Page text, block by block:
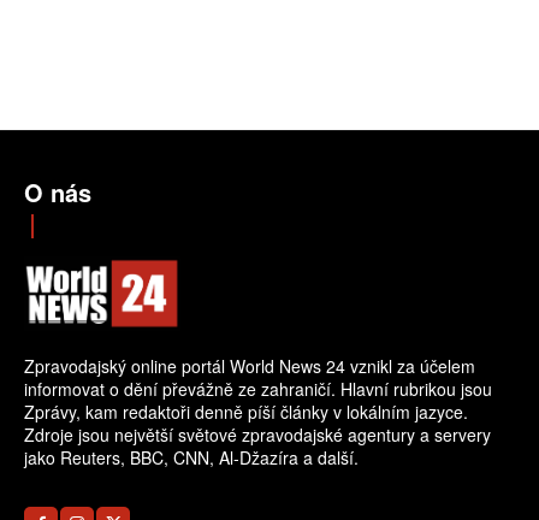
O nás
Zpravodajský online portál World News 24 vznikl za účelem
informovat o dění převážně ze zahraničí. Hlavní rubrikou jsou
Zprávy, kam redaktoři denně píší články v lokálním jazyce.
Zdroje jsou největší světové zpravodajské agentury a servery
jako Reuters, BBC, CNN, Al-Džazíra a další.